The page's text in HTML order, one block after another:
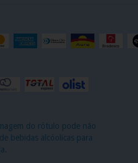
do rótulo pode não
bebidas alcóolicas para